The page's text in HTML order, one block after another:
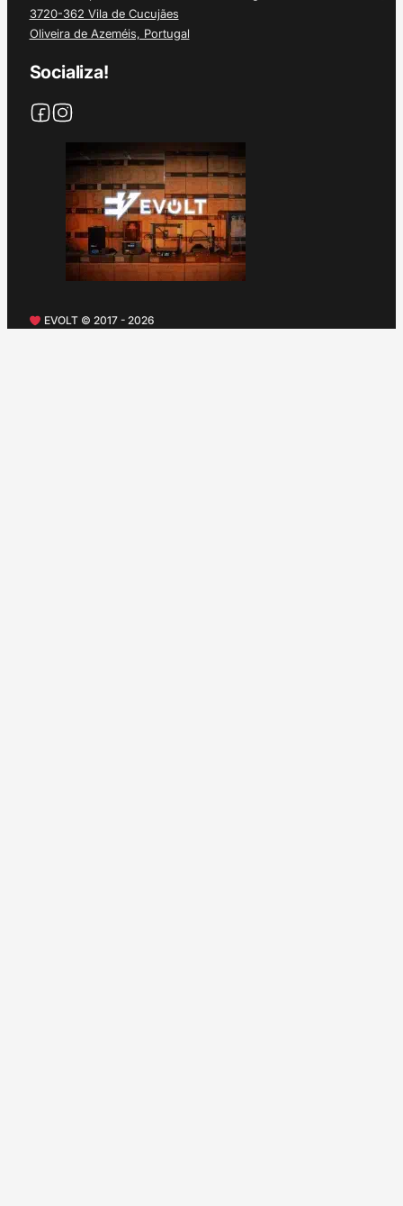
3720-362 Vila de Cucujães
Oliveira de Azeméis, Portugal
Socializa!
EVOLT © 2017 - 2026